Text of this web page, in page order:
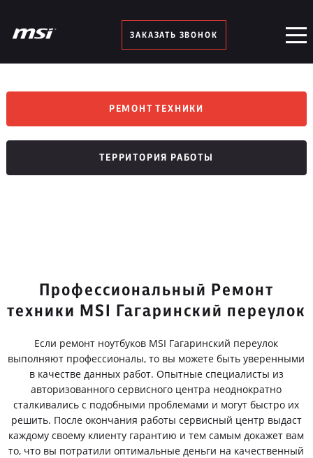
ЗАКАЗАТЬ ЗВОНОК
РЕМОНТ ТЕХНИКИ
ТЕРРИТОРИЯ РАБОТЫ
Профессиональный Ремонт
техники MSI Гагаринский переулок
Если ремонт ноутбуков MSI Гагаринский переулок
выполняют профессионалы, то вы можете быть уверенными
в качестве данных работ. Опытные специалисты из
авторизованного сервисного центра неоднократно
сталкивались с подобными проблемами и могут быстро их
решить. После окончания работы сервисный центр выдаст
каждому своему клиенту гарантию и тем самым докажет вам
то, что вы потратили оптимальные деньги на качественный